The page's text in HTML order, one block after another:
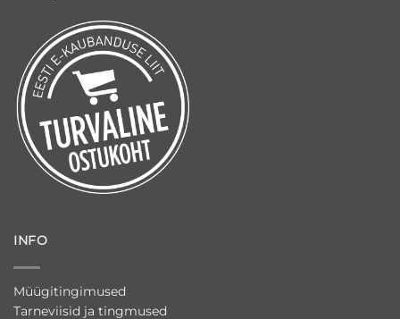
INFO
Müügitingimused
Tarneviisid ja tingmused